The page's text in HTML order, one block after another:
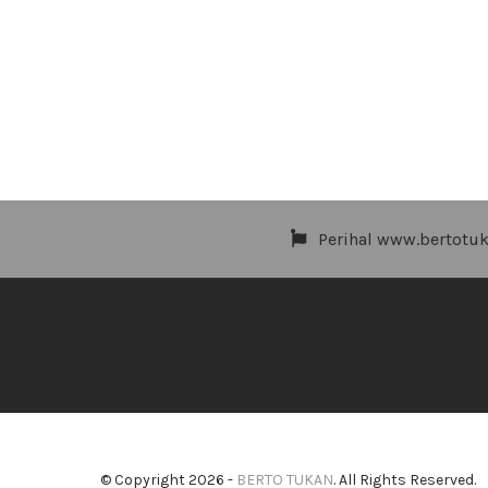
Perihal
© Copyright 2026 - BERTO TUKAN. All Rights Reserved.